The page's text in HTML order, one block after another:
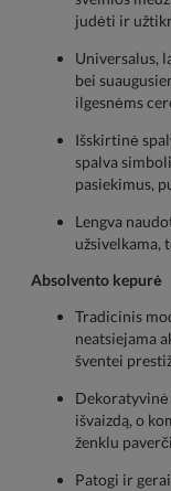
judėti ir
Universalus,
bei
ilgesnėms
Išskirtinė
spalva
pasiekimus,
Lengva
užsivelkama,
Absolvento kepurė
Tradicinis
neatsiejama
šventei
Dekoratyvinė
išvaizdą, o
ženklu
Patogi ir